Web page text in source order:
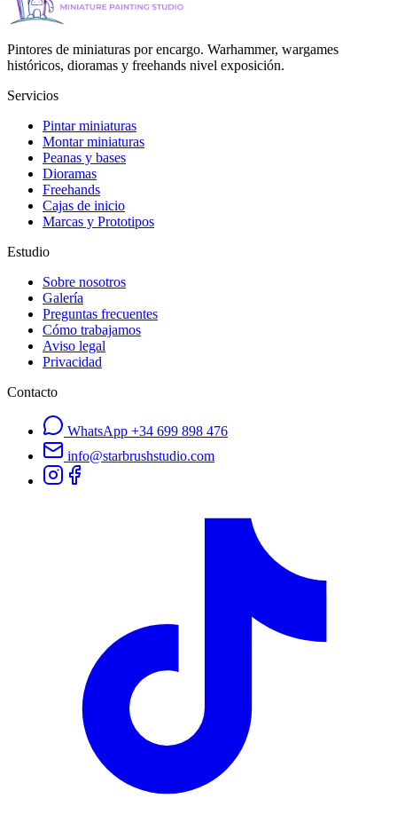
Pintores de miniaturas por encargo. Warhammer, wargames
históricos, dioramas y freehands nivel exposición.
Servicios
Pintar miniaturas
Montar miniaturas
Peanas y bases
Dioramas
Freehands
Cajas de inicio
Marcas y Prototipos
Estudio
Sobre nosotros
Galería
Preguntas frecuentes
Cómo trabajamos
Aviso legal
Privacidad
Contacto
WhatsApp +34 699 898 476
info@starbrushstudio.com